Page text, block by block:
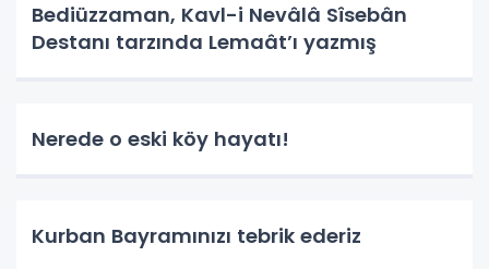
Bediüzzaman, Kavl-i Nevâlâ Sîsebân
Destanı tarzında Lemaât’ı yazmış
Nerede o eski köy hayatı!
Kurban Bayramınızı tebrik ederiz